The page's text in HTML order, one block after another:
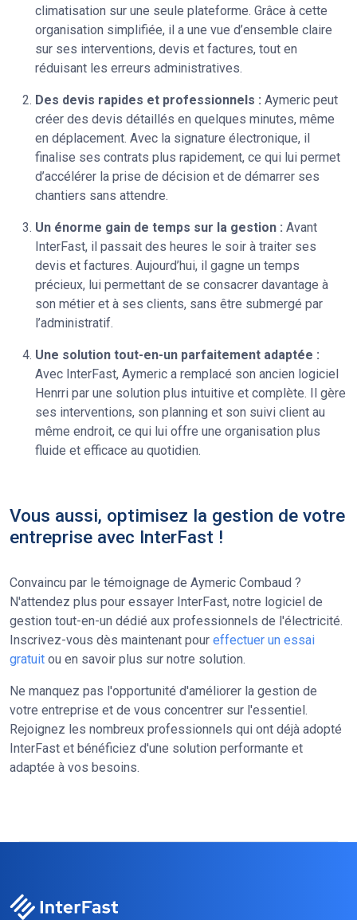
climatisation sur une seule plateforme. Grâce à cette
organisation simplifiée, il a une vue d’ensemble claire
sur ses interventions, devis et factures, tout en
réduisant les erreurs administratives.
Des devis rapides et professionnels : Aymeric peut
créer des devis détaillés en quelques minutes, même
en déplacement. Avec la signature électronique, il
finalise ses contrats plus rapidement, ce qui lui permet
d’accélérer la prise de décision et de démarrer ses
chantiers sans attendre.
Un énorme gain de temps sur la gestion : Avant
InterFast, il passait des heures le soir à traiter ses
devis et factures. Aujourd’hui, il gagne un temps
précieux, lui permettant de se consacrer davantage à
son métier et à ses clients, sans être submergé par
l’administratif.
Une solution tout-en-un parfaitement adaptée :
Avec InterFast, Aymeric a remplacé son ancien logiciel
Henrri par une solution plus intuitive et complète. Il gère
ses interventions, son planning et son suivi client au
même endroit, ce qui lui offre une organisation plus
fluide et efficace au quotidien.
Vous aussi, optimisez la gestion de votre
entreprise avec InterFast !
Convaincu par le témoignage de Aymeric Combaud ?
N'attendez plus pour essayer InterFast, notre logiciel de
gestion tout-en-un dédié aux professionnels de l'électricité.
Inscrivez-vous dès maintenant pour effectuer un essai
gratuit ou en savoir plus sur notre solution.
Ne manquez pas l'opportunité d'améliorer la gestion de
votre entreprise et de vous concentrer sur l'essentiel.
Rejoignez les nombreux professionnels qui ont déjà adopté
InterFast et bénéficiez d'une solution performante et
adaptée à vos besoins.